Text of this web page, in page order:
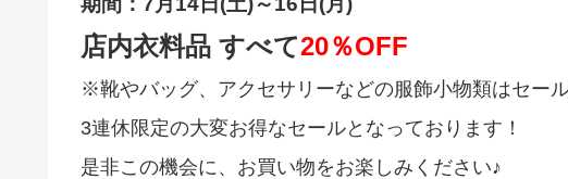
店内衣料品 すべて20％OFF
※靴やバッグ、アクセサリーなどの服飾小物類はセー
3連休限定の大変お得なセールとなっております！
是非この機会に、お買い物をお楽しみください♪